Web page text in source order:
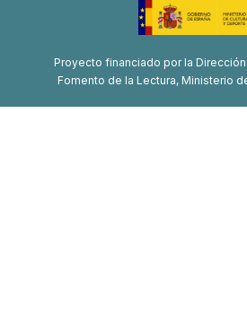
Proyecto financiado por la
Fomento de la Lectura, Ministerio